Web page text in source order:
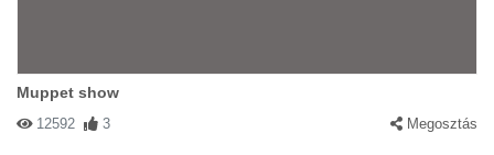
Muppet show
12592 3 Megosztás